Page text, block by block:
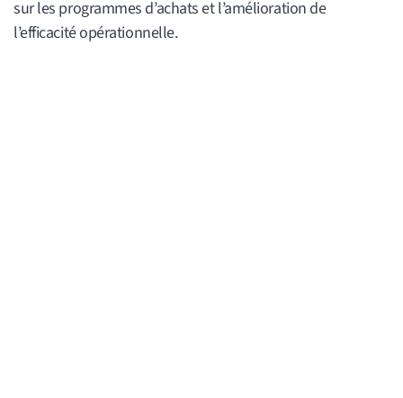
sur les programmes d’achats et l’amélioration de
l’efficacité opérationnelle.